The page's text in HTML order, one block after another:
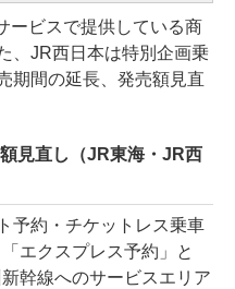
ビスで提供している商
、JR西日本は特別企画乗
期間の延長、発売額見直
見直し（JR東海・JR西
予約・チケットレス乗車
エクスプレス予約」と
幹線へのサービスエリア